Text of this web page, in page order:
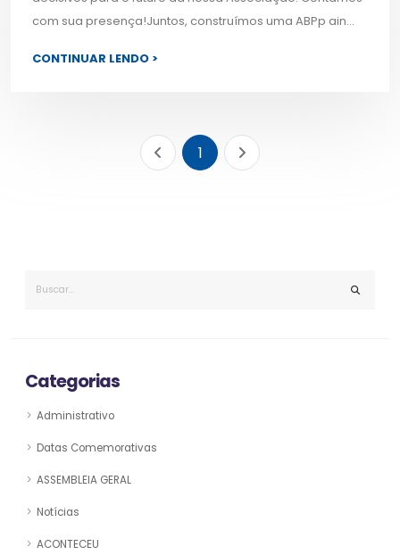
com sua presença!Juntos, construímos uma ABPp ain...
CONTINUAR LENDO >
1
Categorias
Administrativo
Datas Comemorativas
ASSEMBLEIA GERAL
Notícias
ACONTECEU